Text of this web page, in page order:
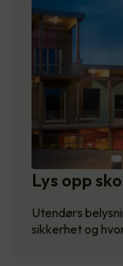
Lys opp
Utendørs
sikkerhet og